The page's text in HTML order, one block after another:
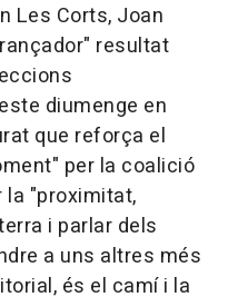
Les Corts, Joan
resultat
diumenge en
que reforça el
per la coalició
"proximitat,
i parlar dels
a uns altres més
és el camí i la